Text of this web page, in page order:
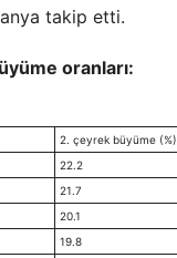
takip etti.
oranları:
2. çeyrek büyüme (%)
22.2
21.7
20.1
19.8